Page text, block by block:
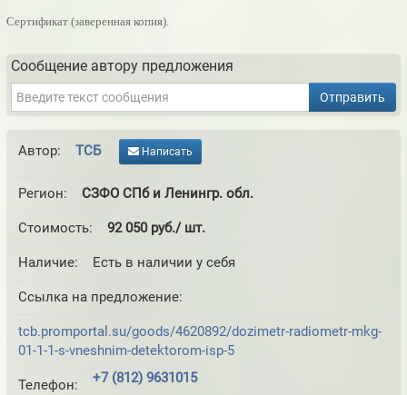
Сертификат (заверенная копия).
Сообщение автору предложения
Отправить
Автор: ТСБ Написать
Регион: СЗФО СПб и Ленингр. обл.
Стоимость: 92 050 руб./ шт.
Наличие: Есть в наличии у себя
Ссылка на предложение:
tcb.promportal.su/goods/4620892/dozimetr-radiometr-mkg-
01-1-1-s-vneshnim-detektorom-isp-5
Телефон: +7 (812) 9631015